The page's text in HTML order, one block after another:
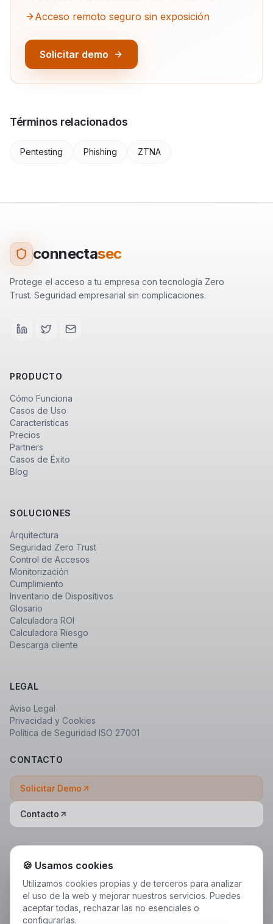
🍪 Usamos cookies
Utilizamos cookies propias y de terceros para analizar
el uso de la web y mejorar nuestros servicios. Puedes
aceptar todas, rechazar las no esenciales o
configurarlas.
Acceso remoto seguro sin exposición
Solicitar demo
Términos relacionados
Pentesting Phishing ZTNA
connectasec
Protege el acceso a tu empresa con tecnología Zero
Trust. Seguridad empresarial sin complicaciones.
PRODUCTO
Cómo Funciona
Casos de Uso
Características
Precios
Partners
Casos de Éxito
Blog
SOLUCIONES
Arquitectura
Seguridad Zero Trust
Control de Accesos
Monitorización
Cumplimiento
Inventario de Dispositivos
Glosario
Calculadora ROI
Calculadora Riesgo
Descarga cliente
LEGAL
Aviso Legal
Privacidad y Cookies
Política de Seguridad ISO 27001
CONTACTO
Solicitar Demo
Contacto